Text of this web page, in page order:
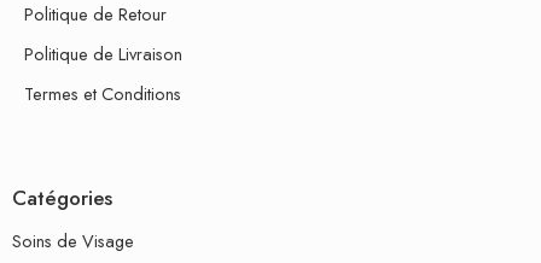
Politique de Retour
Politique de Livraison
Termes et Conditions
Catégories
Soins de Visage